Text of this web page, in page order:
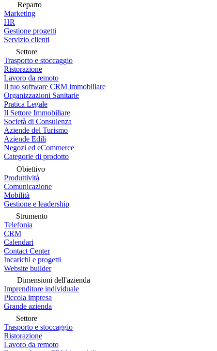
Reparto
Marketing
HR
Gestione progetti
Servizio clienti
Settore
Trasporto e stoccaggio
Ristorazione
Lavoro da remoto
Il tuo software CRM immobiliare
Organizzazioni Sanitarie
Pratica Legale
Il Settore Immobiliare
Società di Consulenza
Aziende del Turismo
Aziende Edili
Negozi ed eCommerce
Categorie di prodotto
Obiettivo
Produttività
Comunicazione
Mobilità
Gestione e leadership
Strumento
Telefonia
CRM
Calendari
Contact Center
Incarichi e progetti
Website builder
Dimensioni dell'azienda
Imprenditore individuale
Piccola impresa
Grande azienda
Settore
Trasporto e stoccaggio
Ristorazione
Lavoro da remoto